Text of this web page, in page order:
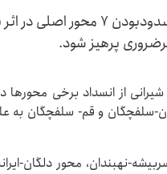
رییس مرکز کنترل ترافیک پلیس راهور فراجا از
پرهیز شود.
از انسداد برخی
سلفچگان و قم- سلفچگان به
نهبندان، محور دلگان-